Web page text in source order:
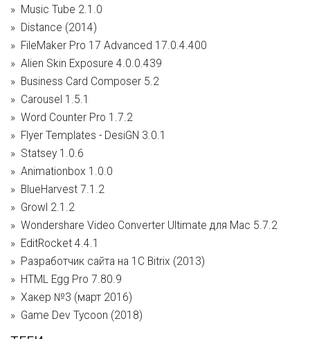
Music Tube 2.1.0
Distance (2014)
FileMaker Pro 17 Advanced 17.0.4.400
Alien Skin Exposure 4.0.0.439
Business Card Composer 5.2
Carousel 1.5.1
Word Counter Pro 1.7.2
Flyer Templates - DesiGN 3.0.1
Statsey 1.0.6
Animationbox 1.0.0
BlueHarvest 7.1.2
Growl 2.1.2
Wondershare Video Converter Ultimate для Mac 5.7.2
EditRocket 4.4.1
Разработчик сайта на 1С Bitrix (2013)
HTML Egg Pro 7.80.9
Хакер №3 (март 2016)
Game Dev Tycoon (2018)